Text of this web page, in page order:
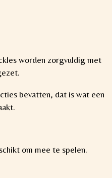
worden zorgvuldig met
bevatten, dat is wat een
om mee te spelen.